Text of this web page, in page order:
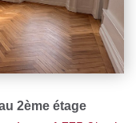
2ème étage